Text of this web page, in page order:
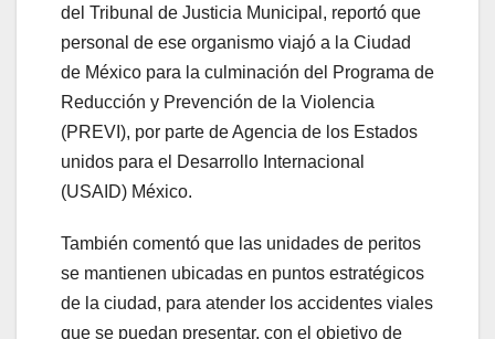
del Tribunal de Justicia Municipal, reportó que
personal de ese organismo viajó a la Ciudad
de México para la culminación del Programa de
Reducción y Prevención de la Violencia
(PREVI), por parte de Agencia de los Estados
unidos para el Desarrollo Internacional
(USAID) México.
También comentó que las unidades de peritos
se mantienen ubicadas en puntos estratégicos
de la ciudad, para atender los accidentes viales
que se puedan presentar, con el objetivo de